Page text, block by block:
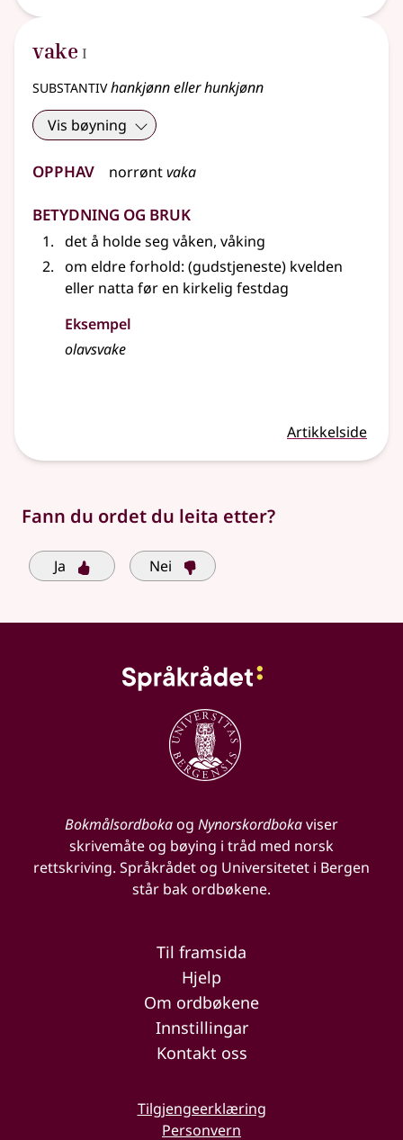
vake 1
I
substantivhankjønn eller hunkjønn
Vis bøyning
Opphav norrøntvaka
Betydning og bruk
det å holde seg våken, våking
om eldreforhold: (gudstjeneste) kvelden
eller natta før en kirkelig festdag
Eksempel
olavsvake
Artikkelside
Fann du ordet du leita etter?
Ja Nei
Bokmålsordbokaog Nynorskordbokaviser
skrivemåte og bøying i tråd med norsk
rettskriving. Språkrådet og Universitetet i Bergen
står bak ordbøkene.
Til framsida
Hjelp
Om ordbøkene
Innstillingar
Kontakt oss
Tilgjengeerklæring
Personvern